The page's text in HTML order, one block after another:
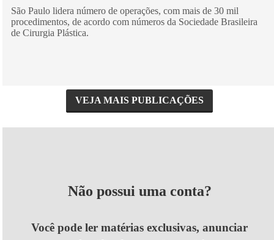
São Paulo lidera número de operações, com mais de 30 mil
procedimentos, de acordo com números da Sociedade Brasileira
de Cirurgia Plástica.
VEJA MAIS PUBLICAÇÕES
Não possui uma conta?
Você pode ler matérias exclusivas, anunciar